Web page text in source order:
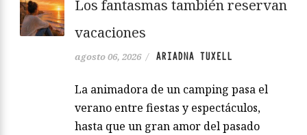
Los fantasmas también reservan
vacaciones
agosto 06, 2026 / ARIADNA TUXELL
La animadora de un camping pasa el
verano entre fiestas y espectáculos,
hasta que un gran amor del pasado